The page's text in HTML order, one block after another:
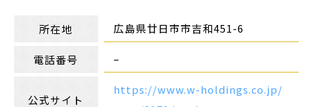
所在地 広島県廿日市市吉和451-6
電話番号 –
公式サイト
https://www.w-holdings.co.jp/